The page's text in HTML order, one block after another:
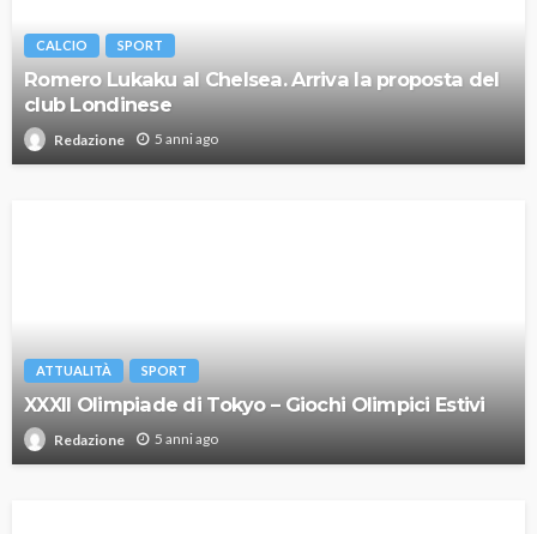
CALCIO SPORT
Romero Lukaku al Chelsea. Arriva la proposta del
club Londinese
Redazione 5 anni ago
ATTUALITÀ SPORT
XXXII Olimpiade di Tokyo – Giochi Olimpici Estivi
Redazione 5 anni ago